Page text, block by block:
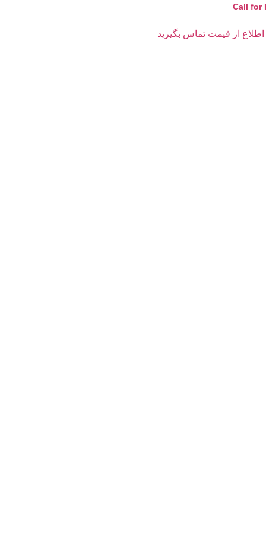
Call for
اطلاع از قیمت تماس بگیرید